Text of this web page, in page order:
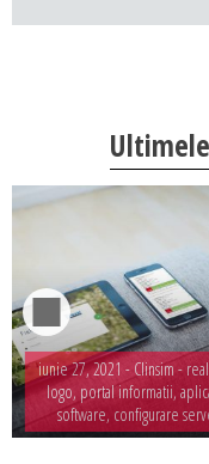
iunie 27, 2021 - Clinsim -
logo, portal informatii,
software, configurare